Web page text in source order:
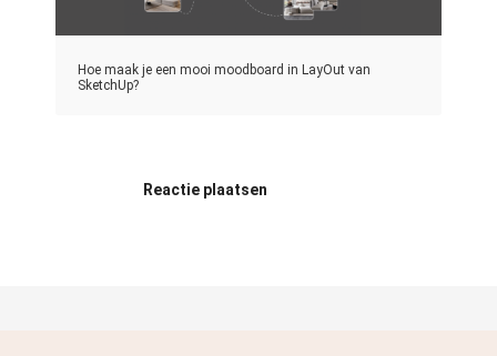
Hoe maak je een mooi moodboard in LayOut van
SketchUp?
Reactie plaatsen